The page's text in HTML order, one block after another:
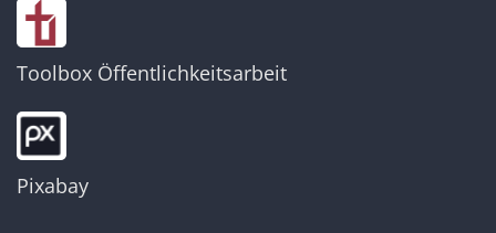
Toolbox Öffentlichkeitsarbeit
Pixabay